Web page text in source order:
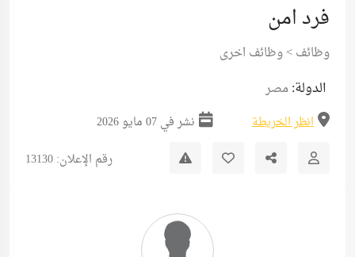
فرد امن
وظائف>وظائف اخرى
الدولة: مصر
انظر الخريطة
نشر في 07 مايو 2026
رقم الإعلان: 13130